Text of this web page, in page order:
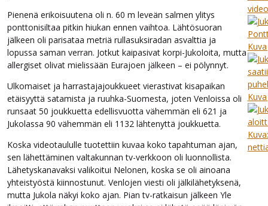
Pienenä erikoisuutena oli n. 60 m leveän salmen ylitys
ponttonisiltaa pitkin hiukan ennen vaihtoa. Lähtösuoran
jälkeen oli parisataa metriä rullasuksiradan asvalttia ja
lopussa saman verran. Jotkut kaipasivat korpi-Jukoloita, mutta
allergiset olivat mielissään Eurajoen jälkeen – ei pölynnyt.
Ulkomaiset ja harrastajajoukkueet vierastivat kisapaikan
etäisyyttä satamista ja ruuhka-Suomesta, joten Venloissa oli
runsaat 50 joukkuetta edellisvuotta vähemmän eli 621 ja
Jukolassa 90 vähemmän eli 1132 lähtenyttä joukkuetta.
Koska videotaululle tuotettiin kuvaa koko tapahtuman ajan,
sen lähettäminen valtakunnan tv-verkkoon oli luonnollista.
Lähetyskanavaksi valikoitui Nelonen, koska se oli ainoana
yhteistyöstä kiinnostunut. Venlojen viesti oli jälkilähetyksenä,
mutta Jukola näkyi koko ajan. Pian tv-ratkaisun jälkeen Yle